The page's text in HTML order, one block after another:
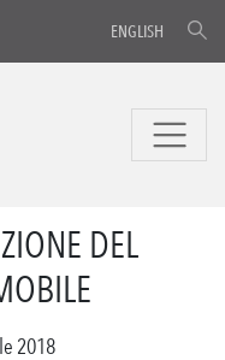
ENGLISH
DEL
2018